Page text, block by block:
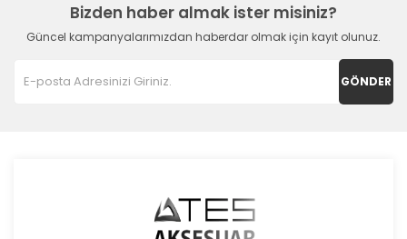
Bizden haber almak ister misiniz?
Güncel kampanyalarımızdan haberdar olmak için kayıt olunuz.
GÖNDER